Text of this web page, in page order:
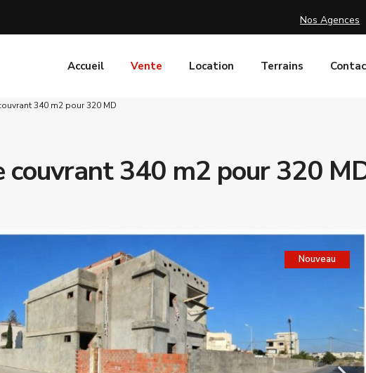
Nos Agences
Accueil Vente Location Terrains
340 m2 pour 320 MD
couvrant 340 m2 pour 320
Nouveau